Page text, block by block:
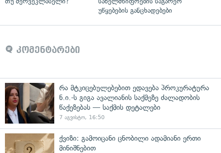
უწყებების განცხადებები
კომენტარები
რა მტკიცებულებებით ედავება პროკურატურა
ნ.ი.-ს გიგა ავალიანის საქმეზე ძალადობის
წაქეზებას — საქმის დეტალები
7 აგვისტო, 16:50
ქვიზი: გამოიცანი ცნობილი ადამიანი ერთი
მინიშნებით